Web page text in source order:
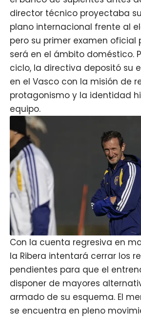
director técnico proyectaba
plano internacional frente al
pero su primer examen oficial
será en el ámbito doméstico.
ciclo, la directiva depositó su
en el Vasco con la misión de
protagonismo y la identidad
equipo.
Con la cuenta regresiva en
la Ribera intentará cerrar los
pendientes para que el
disponer de mayores
armado de su esquema. El
se encuentra en pleno